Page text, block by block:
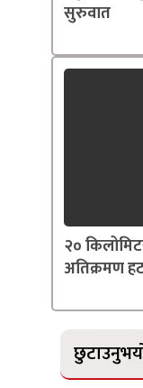
सुरुवात
२०
अतिक्रमण